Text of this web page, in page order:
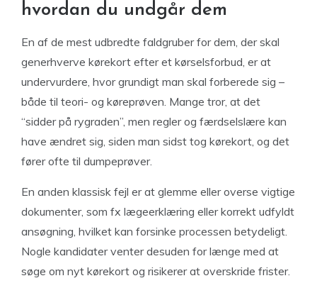
hvordan du undgår dem
En af de mest udbredte faldgruber for dem, der skal
generhverve kørekort efter et kørselsforbud, er at
undervurdere, hvor grundigt man skal forberede sig –
både til teori- og køreprøven. Mange tror, at det
“sidder på rygraden”, men regler og færdselslære kan
have ændret sig, siden man sidst tog kørekort, og det
fører ofte til dumpeprøver.
En anden klassisk fejl er at glemme eller overse vigtige
dokumenter, som fx lægeerklæring eller korrekt udfyldt
ansøgning, hvilket kan forsinke processen betydeligt.
Nogle kandidater venter desuden for længe med at
søge om nyt kørekort og risikerer at overskride frister.